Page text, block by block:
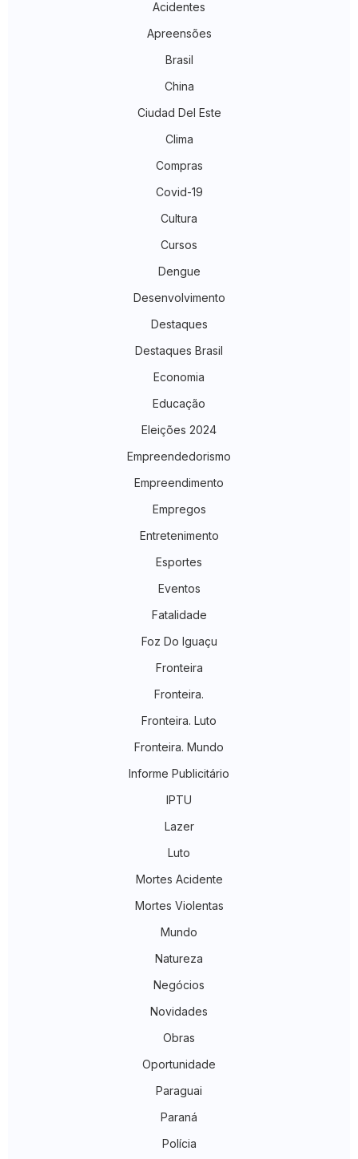
Acidentes
Apreensões
Brasil
China
Ciudad Del Este
Clima
Compras
Covid-19
Cultura
Cursos
Dengue
Desenvolvimento
Destaques
Destaques Brasil
Economia
Educação
Eleições 2024
Empreendedorismo
Empreendimento
Empregos
Entretenimento
Esportes
Eventos
Fatalidade
Foz Do Iguaçu
Fronteira
Fronteira.
Fronteira. Luto
Fronteira. Mundo
Informe Publicitário
IPTU
Lazer
Luto
Mortes Acidente
Mortes Violentas
Mundo
Natureza
Negócios
Novidades
Obras
Oportunidade
Paraguai
Paraná
Polícia